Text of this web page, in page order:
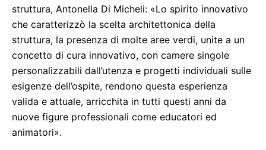
struttura, Antonella Di Micheli: «Lo spirito innovativo
che caratterizzò la scelta architettonica della
struttura, la presenza di molte aree verdi, unite a un
concetto di cura innovativo, con camere singole
personalizzabili dall’utenza e progetti individuali sulle
esigenze dell’ospite, rendono questa esperienza
valida e attuale, arricchita in tutti questi anni da
nuove figure professionali come educatori ed
animatori».